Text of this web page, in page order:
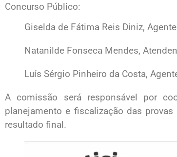
Concurso Público:
Giselda de Fátima Reis Diniz,
Natanilde Fonseca Mendes,
Luís Sérgio Pinheiro da Costa,
A comissão será responsável por
planejamento e fiscalização das
resultado final.